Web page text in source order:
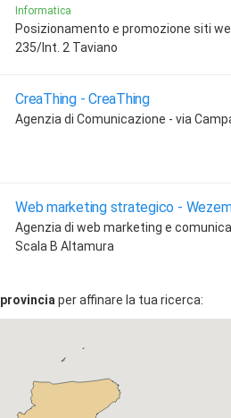
Informatica
Posizionamento e promozione siti
235/Int. 2 Taviano
CreaThing -CreaThing
Agenzia di Comunicazione - via
Web marketing strategico -
Agenzia di web marketing e
Scala B Altamura
provincia per affinare la tua ricerca: